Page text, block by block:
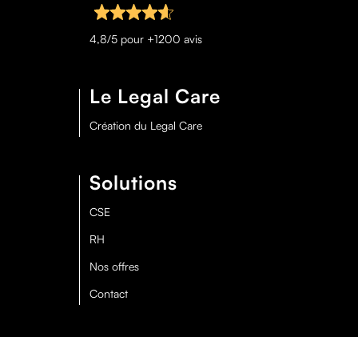
4,8/5 pour +1200 avis
Le Legal Care
Création du Legal Care
Solutions
CSE
RH
Nos offres
Contact